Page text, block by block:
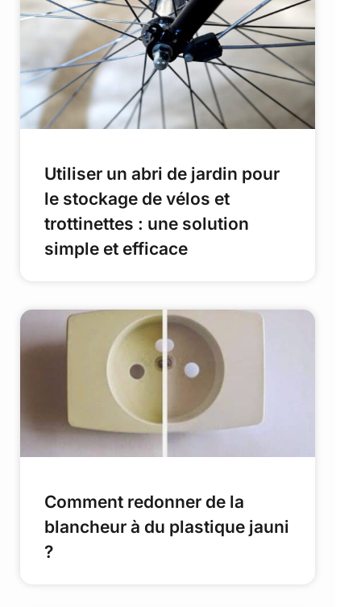
Utiliser un abri de jardin pour
le stockage de vélos et
trottinettes : une solution
simple et efficace
Comment redonner de la
blancheur à du plastique jauni
?